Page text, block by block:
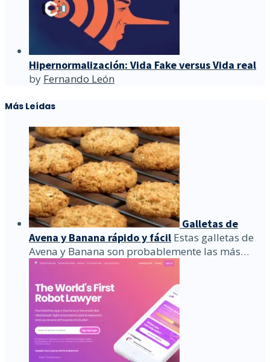
Hipernormalización: Vida Fake versus Vida real
by Fernando León
Más Leídas
Galletas de
Avena y Banana rápido y fácil Estas galletas de
Avena y Banana son probablemente las más…